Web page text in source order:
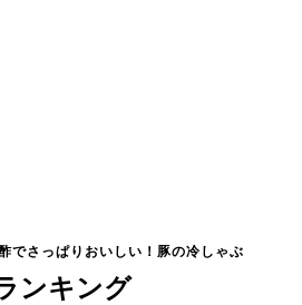
でさっぱりおいしい！豚の冷しゃぶ
ンキング